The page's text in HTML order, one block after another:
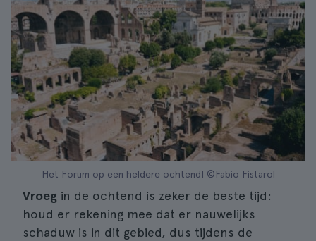
Het Forum op een heldere ochtend| ©Fabio Fistarol
Vroeg in de ochtend is zeker de beste tijd:
houd er rekening mee dat er nauwelijks
schaduw is in dit gebied, dus tijdens de